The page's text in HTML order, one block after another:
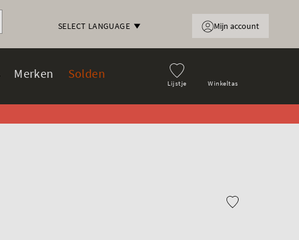
SELECT LANGUAGE
Lijstje Winkeltas
Merken Solden
Mijn account